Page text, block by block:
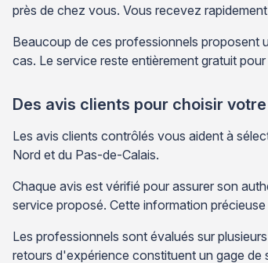
près de chez vous. Vous recevez
Beaucoup de ces professionnels proposent
cas. Le service reste entièrement gratuit
Des avis clients pour choisir
Les avis clients contrôlés vous aident à
Nord et du Pas-de-Calais.
Chaque avis est vérifié pour assurer son
service proposé. Cette information
Les professionnels sont évalués sur
retours d'expérience constituent un gage de